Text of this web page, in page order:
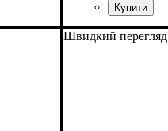
Швидкий перегляд